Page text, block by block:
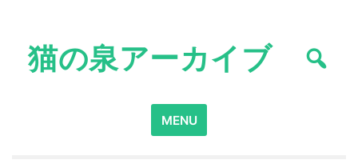
content猫の泉アーカイブ
Search
for:
MENU